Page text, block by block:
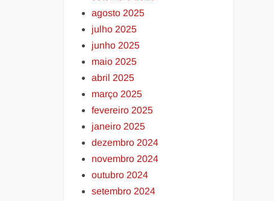
agosto 2025
julho 2025
junho 2025
maio 2025
abril 2025
março 2025
fevereiro 2025
janeiro 2025
dezembro 2024
novembro 2024
outubro 2024
setembro 2024